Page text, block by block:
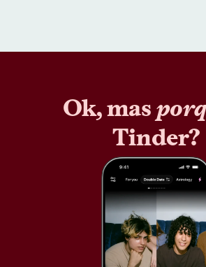
Ok, mas
Tinder?